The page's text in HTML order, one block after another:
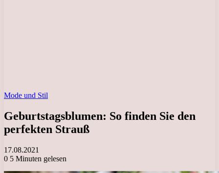
Mode und Stil
Geburtstagsblumen: So finden Sie den
perfekten Strauß
17.08.2021
0 5 Minuten gelesen